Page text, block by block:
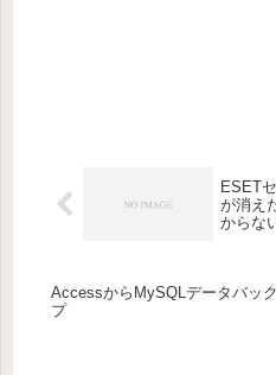
ESET
が消え
からな
AccessからMySQLデータバッ
プ